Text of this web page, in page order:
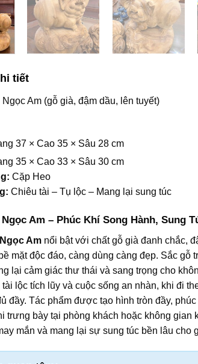
tiết
Ngọc Am (gỗ già, đậm dầu, lên tuyết)
37 × Cao 35 × Sâu 28 cm
35 × Cao 33 × Sâu 30 cm
Cặp Heo
Chiêu tài – Tụ lộc – Mang lại sung túc
Am – Phúc Khí Song Hành, Sung
Am nổi bật với chất gỗ già đanh chắc,
mặt độc đáo, càng dùng càng đẹp. Sắc
lại cảm giác thư thái và sang trọng cho
lộc tích lũy và cuộc sống an nhàn, khi đi
đầy. Tác phẩm được tạo hình tròn đầy,
trưng bày tại phòng khách hoặc không gian
mắn và mang lại sự sung túc bền lâu cho